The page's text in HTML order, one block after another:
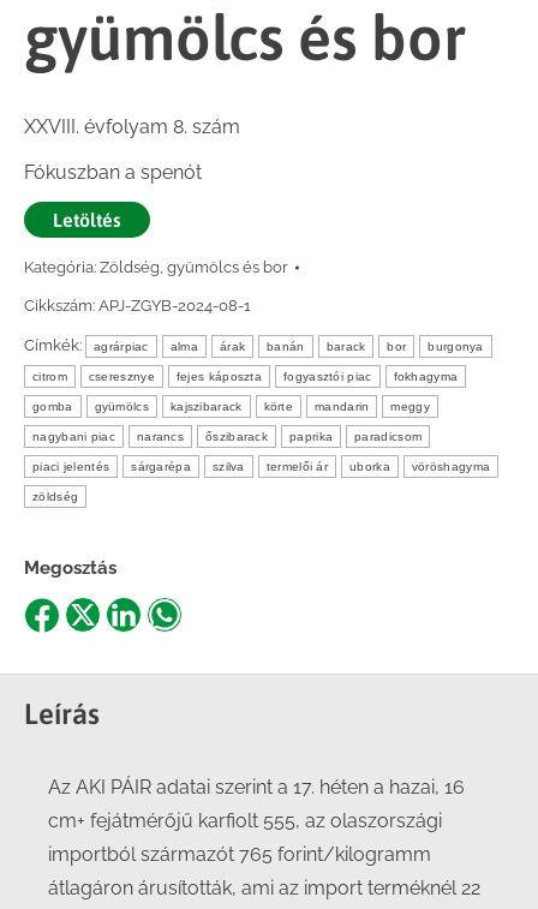
gyümölcs és bor
XXVIII. évfolyam 8. szám
Fókuszban a spenót
Letöltés
Kategória: Zöldség, gyümölcs és bor
Cikkszám: APJ-ZGYB-2024-08-1
Címkék: agrárpiac alma árak banán barack bor burgonya
citrom cseresznye fejes káposzta fogyasztói piac fokhagyma
gomba gyümölcs kajszibarack körte mandarin meggy
nagybani piac narancs őszibarack paprika paradicsom
piaci jelentés sárgarépa szilva termelői ár uborka vöröshagyma
zöldség
Megosztás
Share
Facebook
Share
X
ShareShare
Leírás
Az AKI PÁIR adatai szerint a 17. héten a hazai, 16
cm+ fejátmérőjű karfiolt 555, az olaszországi
importból származót 765 forint/kilogramm
átlagáron árusították, ami az import terméknél 22